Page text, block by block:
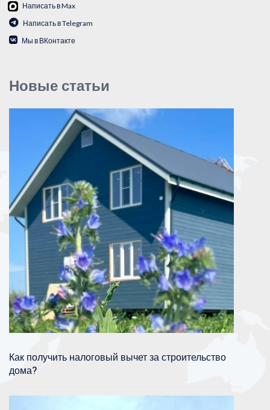
Написать в Max
Написать в Telegram
Мы в ВКонтакте
Новые статьи
Как получить налоговый вычет за строительство
дома?